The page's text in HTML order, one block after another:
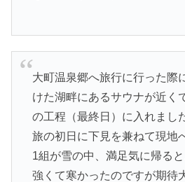
大町温泉郷へ旅行に行った際
けた湖畔にあるサウナが近く
の工程（最終日）に入れまし
旅の初日に下見を兼ねて現地
1組が雪の中、満足気に帰る
強くて寒かったのですが期待